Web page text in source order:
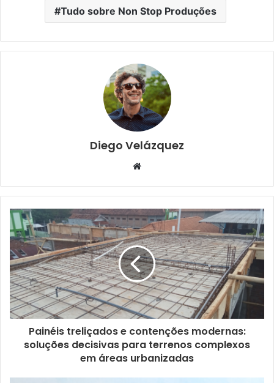
Tudo sobre Non Stop Produções
Diego Velázquez
Website
Painéis treliçados e contenções modernas:
soluções decisivas para terrenos complexos
em áreas urbanizadas